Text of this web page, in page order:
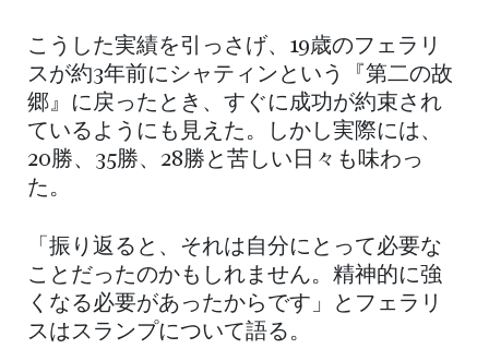
こうした実績を引っさげ、19歳のフェラリ
スが約3年前にシャティンという『第二の故
郷』に戻ったとき、すぐに成功が約束され
ているようにも見えた。しかし実際には、
20勝、35勝、28勝と苦しい日々も味わっ
た。
「振り返ると、それは自分にとって必要な
ことだったのかもしれません。精神的に強
くなる必要があったからです」とフェラリ
スはスランプについて語る。